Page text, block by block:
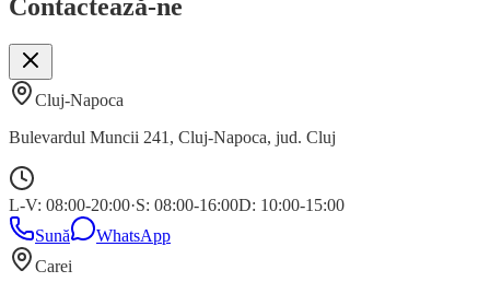
Contactează-ne
Cluj-Napoca
Bulevardul Muncii 241 , Cluj-Napoca, jud. Cluj
L-V: 08:00-20:00·S: 08:00-16:00D: 10:00-15:00
Sună
WhatsApp
Carei